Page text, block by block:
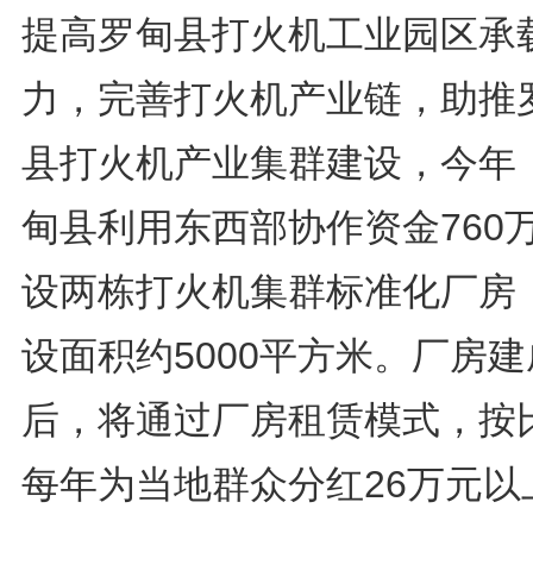
提高罗甸县打火机工业园区承
力，完善打火机产业链，助推
县打火机产业集群建设，今年
甸县利用东西部协作资金760
设两栋打火机集群标准化厂房
设面积约5000平方米。厂房
后，将通过厂房租赁模式，按
每年为当地群众分红26万元以